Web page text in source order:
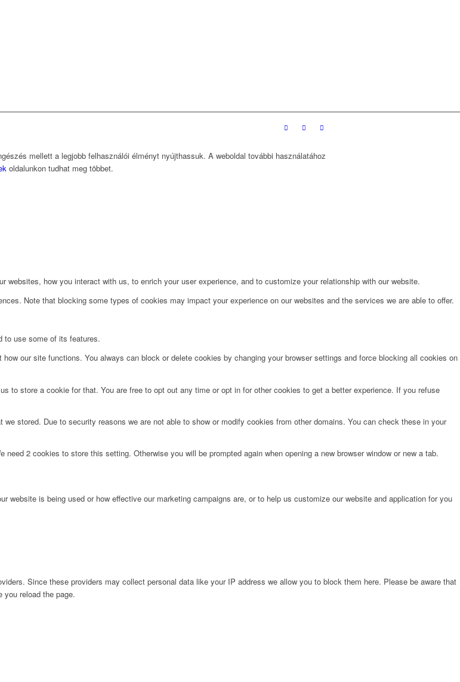
mellett a legjobb felhasználói élményt nyújthassuk. A weboldal további használatához
oldalunkon tudhat meg többet.
how you interact with us, to enrich your user experience, and to customize your relationship with our website.
Note that blocking some types of cookies may impact your experience on our websites and the services we are able to offer.
to use some of its features.
our site functions. You always can block or delete cookies by changing your browser settings and force blocking all cookies on
to store a cookie for that. You are free to opt out any time or opt in for other cookies to get a better experience. If you refuse
stored. Due to security reasons we are not able to show or modify cookies from other domains. You can check these in your
2 cookies to store this setting. Otherwise you will be prompted again when opening a new browser window or new a tab.
is being used or how effective our marketing campaigns are, or to help us customize our website and application for you
Since these providers may collect personal data like your IP address we allow you to block them here. Please be aware that
reload the page.